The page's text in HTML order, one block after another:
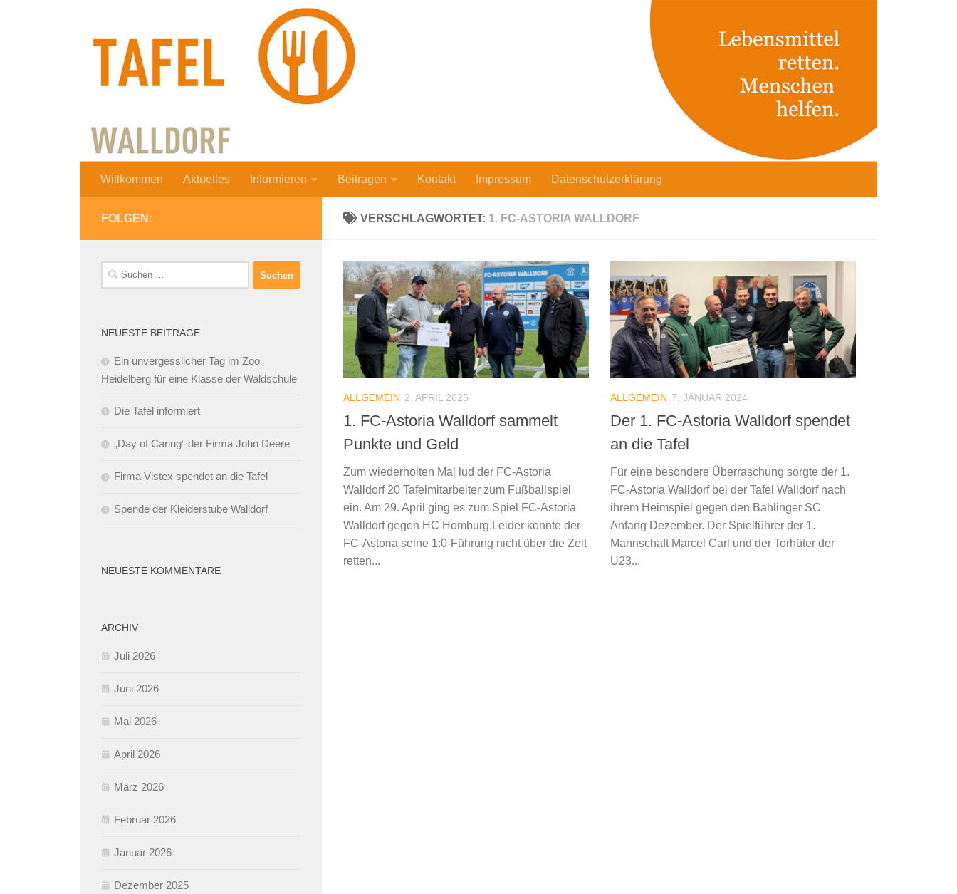
Willkommen Aktuelles Informieren Beitragen Kontakt Impressum Datenschutzerklärung
VERSCHLAGWORTET: 1. FC-ASTORIA WALLDORF
ALLGEMEIN 2. APRIL 2025
1. FC-Astoria Walldorf sammelt
Punkte und Geld
Zum wiederholten Mal lud der FC-Astoria
Walldorf 20 Tafelmitarbeiter zum Fußballspiel
ein. Am 29. April ging es zum Spiel FC-Astoria
Walldorf gegen HC Homburg.Leider konnte der
FC-Astoria seine 1:0-Führung nicht über die Zeit
retten...
ALLGEMEIN 7. JANUAR 2024
Der 1. FC-Astoria Walldorf spendet
an die Tafel
Für eine besondere Überraschung sorgte der 1.
FC-Astoria Walldorf bei der Tafel Walldorf nach
ihrem Heimspiel gegen den Bahlinger SC
Anfang Dezember. Der Spielführer der 1.
Mannschaft Marcel Carl und der Torhüter der
U23...
FOLGEN:
Suchen
nach:
NEUESTE BEITRÄGE
Ein unvergesslicher Tag im Zoo
Heidelberg für eine Klasse der Waldschule
Die Tafel informiert
„Day of Caring“ der Firma John Deere
Firma Vistex spendet an die Tafel
Spende der Kleiderstube Walldorf
NEUESTE KOMMENTARE
ARCHIV
Juli 2026
Juni 2026
Mai 2026
April 2026
März 2026
Februar 2026
Januar 2026
Dezember 2025